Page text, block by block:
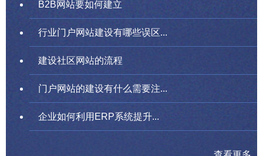
B2B网站要如何建立
行业门户网站建设有哪些误区...
建设社区网站的流程
门户网站的建设有什么需要注...
企业如何利用ERP系统提升...